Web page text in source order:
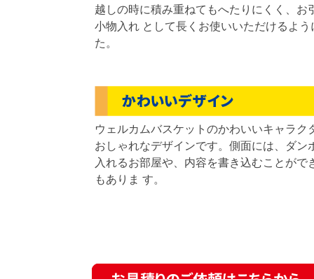
越しの時に積み重ねてもへたりにくく、お
小物入れ として長くお使いいただけるよう
た。
ウェルカムバスケットのかわいいキャラク
おしゃれなデザインです。側面には、ダン
入れるお部屋や、内容を書き込むことがで
もありま す。